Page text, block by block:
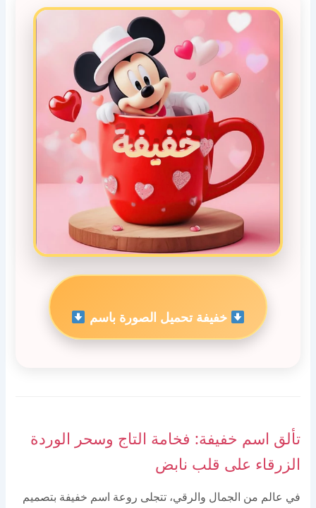
خفيفة تحميل الصورة باسم
تألق اسم خفيفة: فخامة التاج وسحر الوردة
الزرقاء على قلب نابض
في عالم من الجمال والرقي، تتجلى روعة اسم خفيفة بتصميم